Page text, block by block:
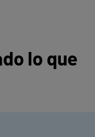
lo que